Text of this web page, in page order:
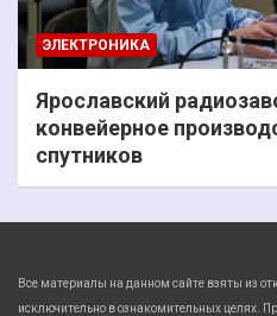
ЭЛЕКТРОНИКА
Ярославский
конвейерное
спутников
Все материалы на данном сайте взяты из
исключительно в ознакомительных целях.